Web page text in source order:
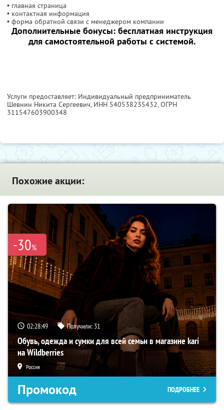
• главная страница
• контактная информация
• форма обратной связи с менеджером компании
Дополнительные бонусы: бесплатная инструкция
для самостоятельной работы с системой.
Услуги предоставляет: Индивидуальный предприниматель
Шевнин Никита Сергеевич, ИНН 540538235432, ОГРН
311547603900348
Похожие акции:
-30%
02:28:48 Получили: 31
Обувь, одежда и сумки для всей семьи в магазине kari
на Wildberries
Россия
Промокод ПОДРОБНЕЕ